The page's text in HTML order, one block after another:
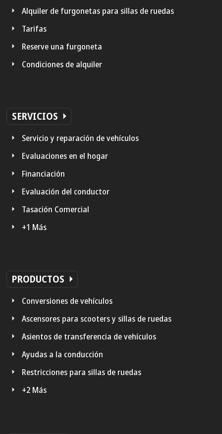
Alquiler de furgonetas para sillas de ruedas
Tarifas
Reserve una furgoneta
Condiciones de alquiler
SERVICIOS
Servicio y reparación de vehículos
Evaluaciones en el hogar
Financiación
Evaluación del conductor
Tasación Comercial
+1 Más
PRODUCTOS
Conversiones de vehículos
Ascensores para scooters y sillas de ruedas
Asientos de transferencia de vehículos
Ayudas a la conducción
Restricciones para sillas de ruedas
+2 Más